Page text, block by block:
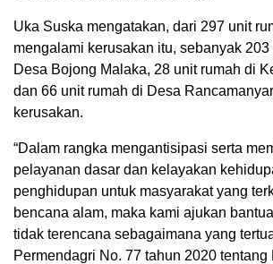
Uka Suska mengatakan, dari 297 unit
mengalami kerusakan itu, sebanyak 203
Desa Bojong Malaka, 28 unit rumah di
dan 66 unit rumah di Desa
kerusakan.
“Dalam rangka mengantisipasi serta
pelayanan dasar dan kelayakan
penghidupan untuk masyarakat yang
bencana alam, maka kami ajukan
tidak terencana sebagaimana yang
Permendagri No. 77 tahun 2020 tentang